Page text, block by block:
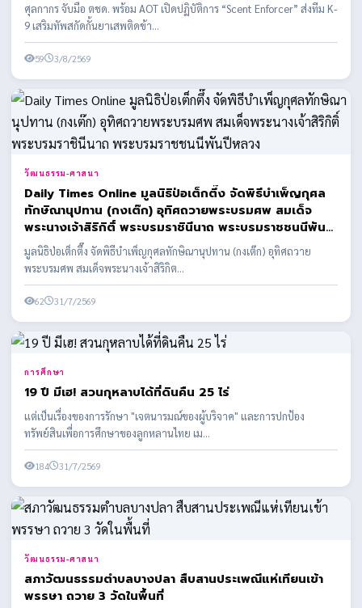
ศุลกากร จับมือ ตชด. พร้อม AOT เปิดปฏิบัติการ “Scent Enforcer” ส่งทีม K-
9 เสริมทัพสกัดกั้นยาเสพติดข้า...
59 3/8/2569
วัฒนธรรม-ศาสนา
Daily Times Online มูลนิธิป่อเต็กตึ๊ง จัดพิธีบำเพ็ญกุศล
ทักษิณานุปทาน (กงเต๊ก) อุทิศถวายพระบรมศพ สมเด็จ
พระนางเจ้าสิริกิติ์ พระบรมราชินีนาถ พระบรมราชชนนีพันปี
หลวง
มูลนิธิป่อเต็กตึ๊ง จัดพิธีบำเพ็ญกุศลทักษิณานุปทาน (กงเต๊ก) อุทิศถวาย
พระบรมศพ สมเด็จพระนางเจ้าสิริกิต...
62 31/7/2569
การศึกษา
19 ปี มีเฮ! สวนกุหลาบได้ที่ดินคืน 25 ไร่
แต่เป็นเรื่องของการรักษา "เจตนารมณ์ของผู้บริจาค" และการปกป้อง
ทรัพย์สินเพื่อการศึกษาของลูกหลานไทย เม...
184 31/7/2569
วัฒนธรรม-ศาสนา
สภาวัฒนธรรมตำบลบางปลา สืบสานประเพณีแห่เทียนเข้า
พรรษา ถวาย 3 วัดในพื้นที่